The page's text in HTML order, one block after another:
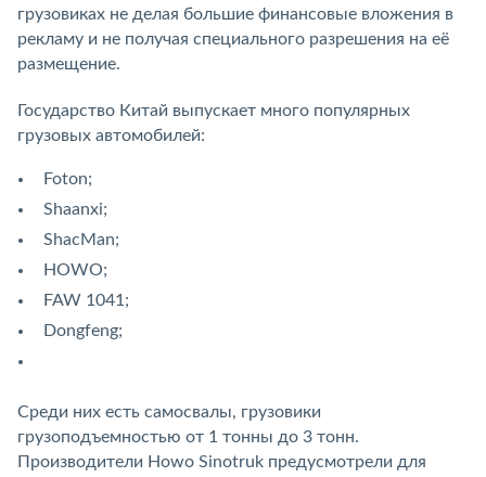
грузовиках не делая большие финансовые вложения в
рекламу и не получая специального разрешения на её
размещение.
Государство Китай выпускает много популярных
грузовых автомобилей:
Foton;
Shaanxi;
ShacMan;
HOWO;
FAW 1041;
Dongfeng;
Среди них есть самосвалы, грузовики
грузоподъемностью от 1 тонны до 3 тонн.
Производители Howo Sinotruk предусмотрели для